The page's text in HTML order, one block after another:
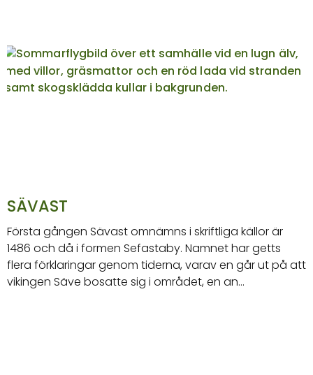
SÄVAST
Första gången Sävast omnämns i skriftliga källor är
1486 och då i formen Sefastaby. Namnet har getts
flera förklaringar genom tiderna, varav en går ut på att
vikingen Säve bosatte sig i området, en an…